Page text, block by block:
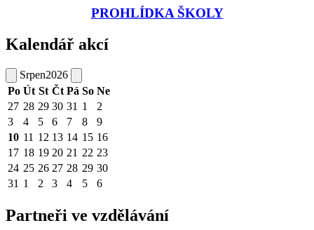
PROHLÍDKA ŠKOLY
Kalendář akcí
Srpen2026
Po Út St Čt Pá So Ne
27 28 29 30 31 1
2
3
4 5 6 7 8
9
10 11 12 13 14 15 16
17 18 19 20 21 22 23
24 25 26 27 28 29 30
31 1 2 3 4 5 6
Partneři ve vzdělávání